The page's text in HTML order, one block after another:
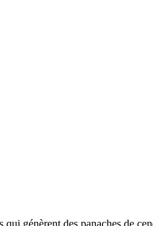
génèrent des panaches de